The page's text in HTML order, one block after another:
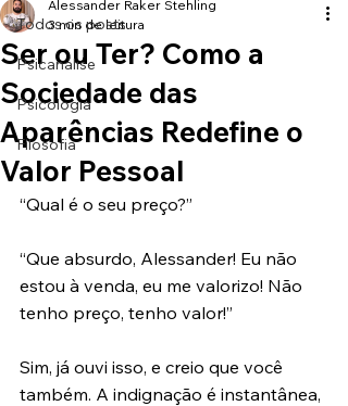
Todos os posts
Psicanálise
Psicologia
Filosofia
Ser ou Ter? Como a
Sociedade das
Aparências Redefine o
Valor Pessoal
Alessander Raker Stehling
3 min de leitura
“Qual é o seu preço?”
“Que absurdo, Alessander! Eu não
estou à venda, eu me valorizo! Não
tenho preço, tenho valor!”
Sim, já ouvi isso, e creio que você
também. A indignação é instantânea,